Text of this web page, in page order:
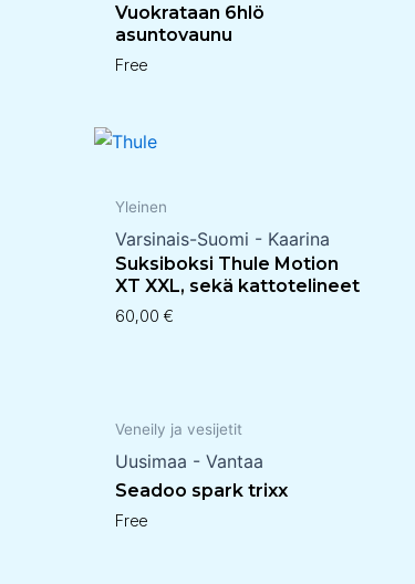
Vuokrataan 6hlö
asuntovaunu
Free
Yleinen
Varsinais-Suomi - Kaarina
Suksiboksi Thule Motion
XT XXL, sekä kattotelineet
60,00 €
Veneily ja vesijetit
Uusimaa - Vantaa
Seadoo spark trixx
Free